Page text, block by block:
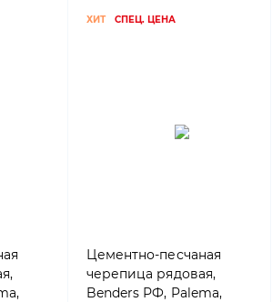
ХИТ СПЕЦ. ЦЕНА
Цементно-песчаная
черепица рядовая,
Benders РФ, Palema,